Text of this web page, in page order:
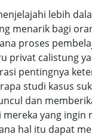
lebih
menarik bagi
proses
privat calistung
pentingnya
studi kasus
dan
yang
hal itu dapat